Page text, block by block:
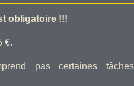
obligatoire !!!
€.
pas certaines tâches